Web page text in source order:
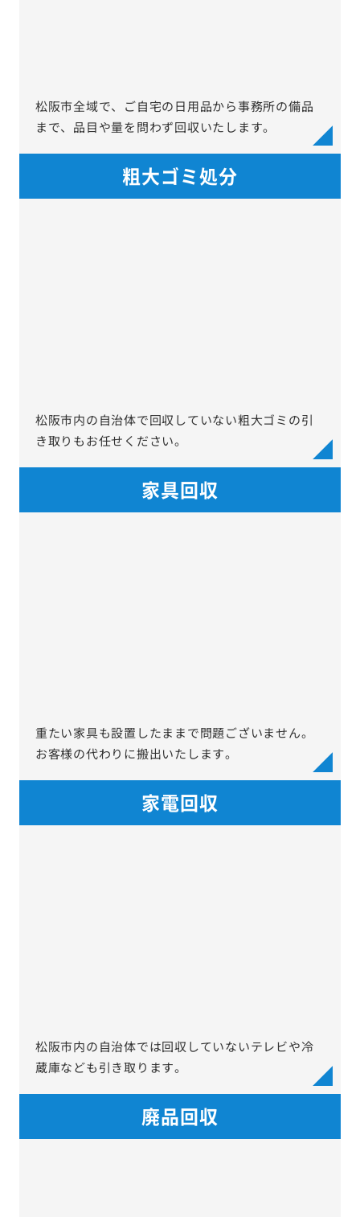
松阪市全域で、ご自宅の日用品から事務所の備品
まで、品目や量を問わず回収いたします。
粗大ゴミ処分
松阪市内の自治体で回収していない粗大ゴミの引
き取りもお任せください。
家具回収
重たい家具も設置したままで問題ございません。
お客様の代わりに搬出いたします。
家電回収
松阪市内の自治体では回収していないテレビや冷
蔵庫なども引き取ります。
廃品回収